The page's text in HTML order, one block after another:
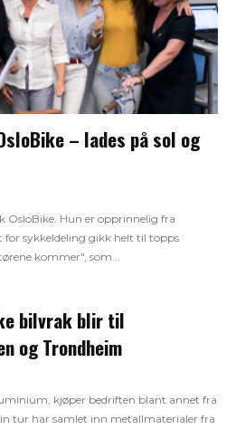
– lades på sol og
OsloBike. Hun er opprinnelig fra
for sykkeldeling gikk helt til topps
kommer", som...
bilvrak blir til
og Trondheim
kjøper bedriften blant annet fra
tur har samlet inn metallmaterialer fra